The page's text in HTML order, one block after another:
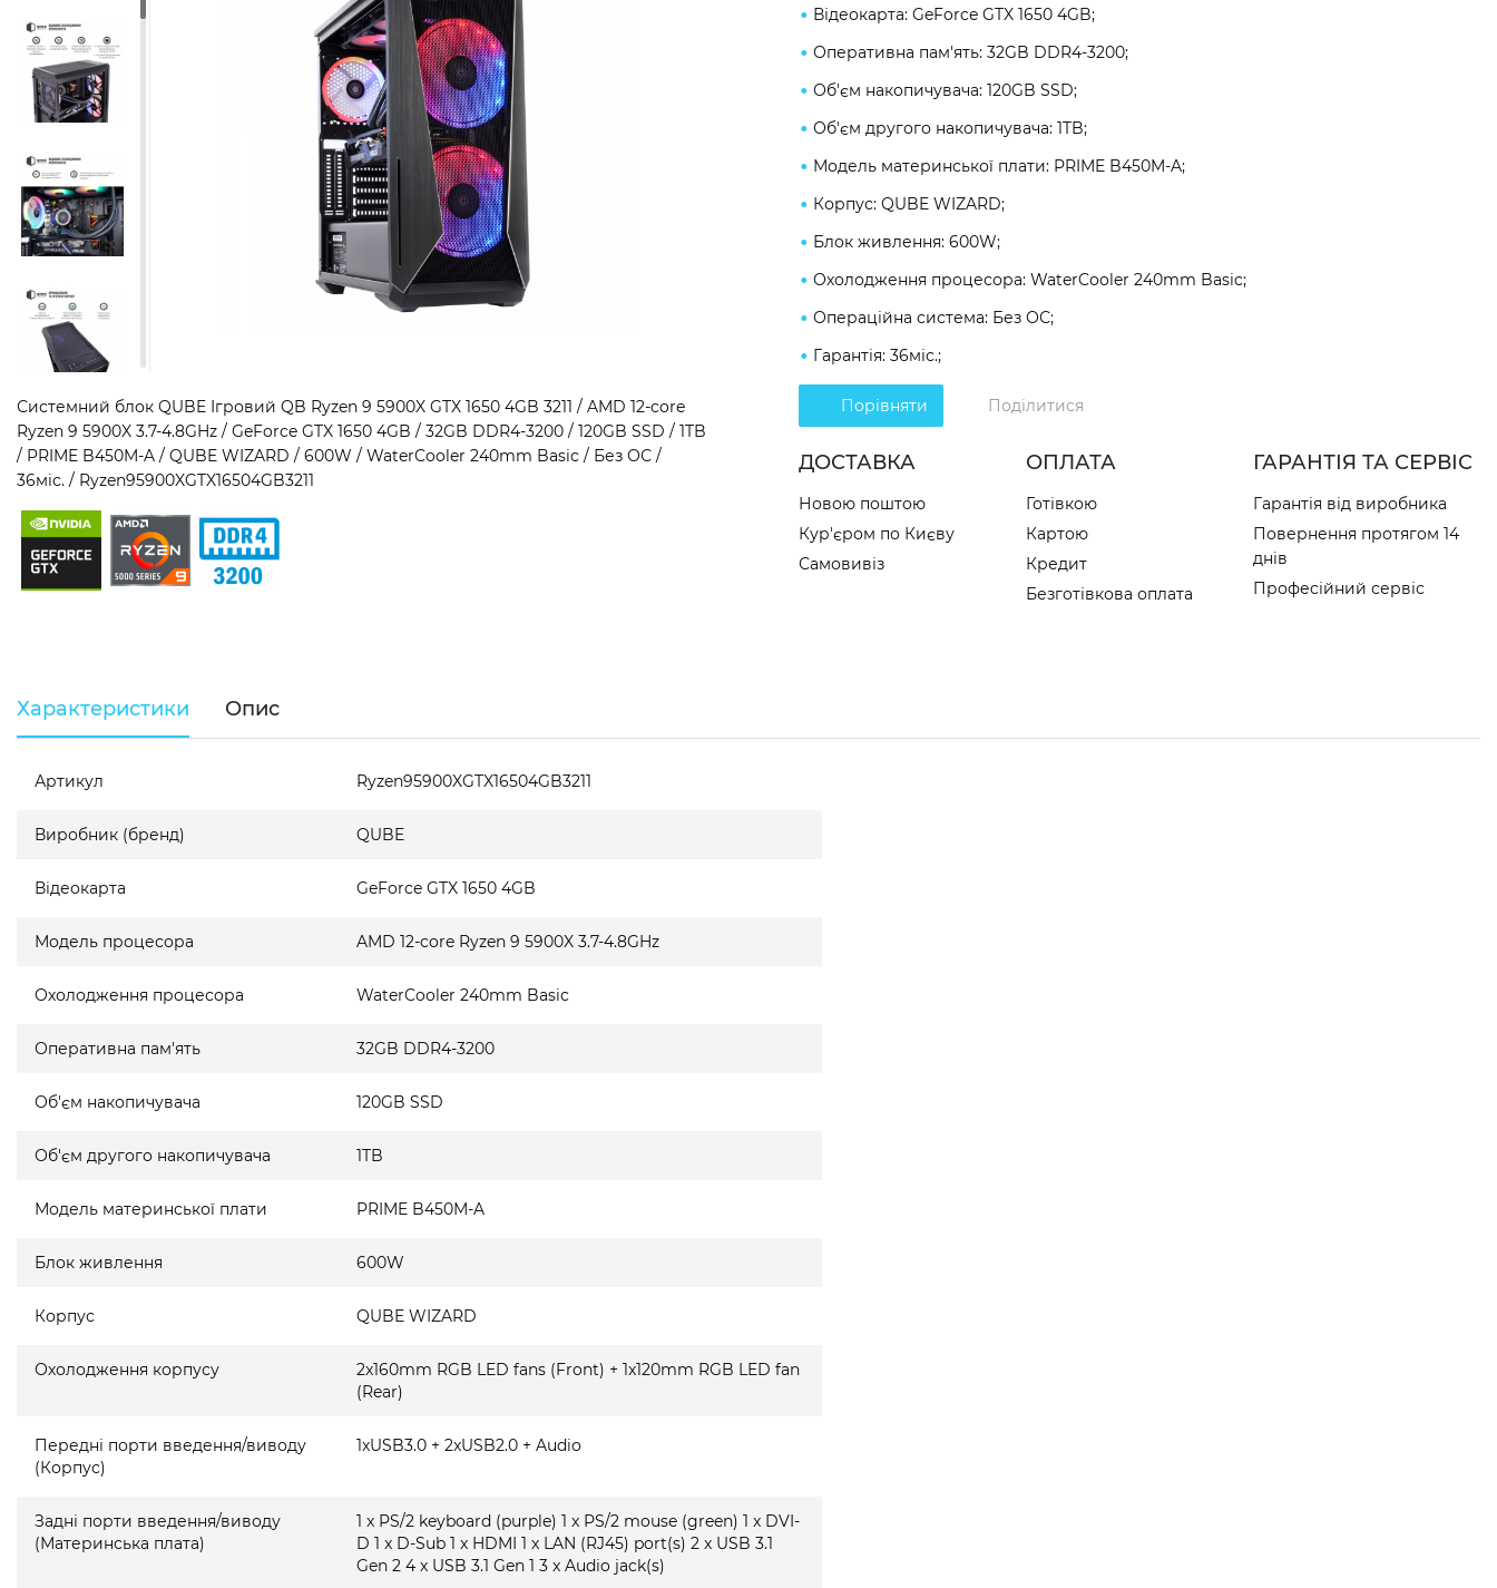
Системний блок QUBE Ігровий QB Ryzen 9 5900X GTX 1650 4GB 3211 / AMD 12-core
Ryzen 9 5900X 3.7-4.8GHz / GeForce GTX 1650 4GB / 32GB DDR4-3200 / 120GB SSD / 1TB
/ PRIME B450M-A / QUBE WIZARD / 600W / WaterCooler 240mm Basic / Без ОС /
36міс. / Ryzen95900XGTX16504GB3211
Відеокарта: GeForce GTX 1650 4GB;
Оперативна пам'ять: 32GB DDR4-3200;
Об'єм накопичувача: 120GB SSD;
Об'єм другого накопичувача: 1TB;
Модель материнської плати: PRIME B450M-A;
Корпус: QUBE WIZARD;
Блок живлення: 600W;
Охолодження процесора: WaterCooler 240mm Basic;
Операційна система: Без ОС;
Гарантія: 36міс.;
Порівняти Поділитися
ДОСТАВКА
Новою поштою
Кур'єром по Києву
Самовивіз
ОПЛАТА
Готівкою
Картою
Кредит
Безготівкова оплата
ГАРАНТІЯ ТА СЕРВІС
Гарантія від виробника
Повернення протягом 14
днів
Професійний сервіс
Характеристики Опис
Артикул Ryzen95900XGTX16504GB3211
Виробник (бренд) QUBE
Відеокарта GeForce GTX 1650 4GB
Модель процесора AMD 12-core Ryzen 9 5900X 3.7-4.8GHz
Охолодження процесора WaterCooler 240mm Basic
Оперативна пам'ять 32GB DDR4-3200
Об'єм накопичувача 120GB SSD
Об'єм другого накопичувача 1TB
Модель материнської плати PRIME B450M-A
Блок живлення 600W
Корпус QUBE WIZARD
Охолодження корпусу
2x160mm RGB LED fans (Front) + 1x120mm RGB LED fan
(Rear)
Передні порти введення/виводу
(Корпус)
1xUSB3.0 + 2xUSB2.0 + Audio
Задні порти введення/виводу
(Материнська плата)
1 x PS/2 keyboard (purple) 1 x PS/2 mouse (green) 1 x DVI-
D 1 x D-Sub 1 x HDMI 1 x LAN (RJ45) port(s) 2 x USB 3.1
Gen 2 4 x USB 3.1 Gen 1 3 x Audio jack(s)